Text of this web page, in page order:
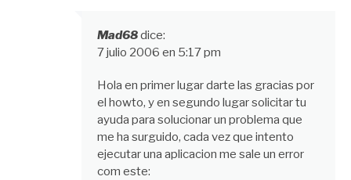
Mad68dice:
7 julio 2006 en 5:17 pm
Hola en primer lugar darte las gracias por
el howto, y en segundo lugar solicitar tu
ayuda para solucionar un problema que
me ha surguido, cada vez que intento
ejecutar una aplicacion me sale un error
com este: